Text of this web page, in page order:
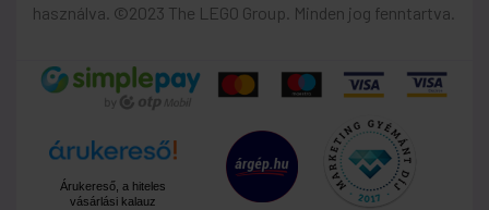
használva. ©2023 The LEGO Group. Minden jog fenntartva.
Árukereső, a hiteles
vásárlási kalauz